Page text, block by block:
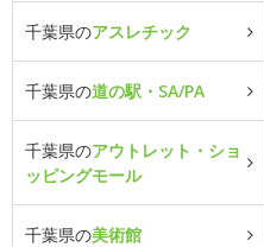
千葉県のアスレチック
千葉県の道の駅・SA/PA
千葉県のアウトレット・ショ
ッピングモール
千葉県の美術館